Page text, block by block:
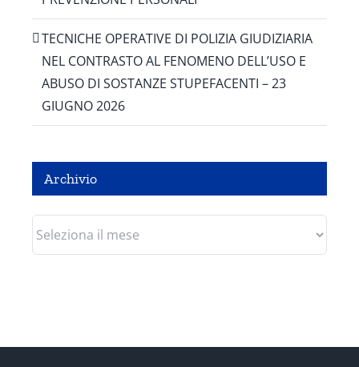
TECNICHE OPERATIVE DI POLIZIA GIUDIZIARIA
NEL CONTRASTO AL FENOMENO DELL’USO E
ABUSO DI SOSTANZE STUPEFACENTI – 23
GIUGNO 2026
Archivio
Archivio